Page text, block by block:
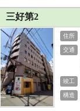
三好第2
住所
交通
竣工
構造